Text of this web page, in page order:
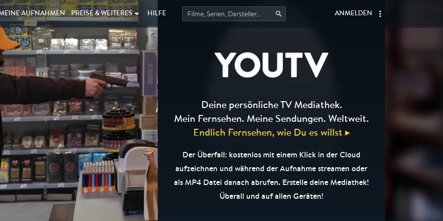
AUFNAHMEN PREISE &WEITERES HILFE ANMELDEN
Deine persönliche TV Mediathek.
Mein Fernsehen. Meine Sendungen. Weltweit.
Endlich Fernsehen, wie Du es willst ▸
Der Überfall: kostenlos mit einem Klick in der Cloud
aufzeichnen und während der Aufnahme streamen oder
als MP4 Datei danach abrufen. Erstelle deine Mediathek!
Überall und auf allen Geräten!